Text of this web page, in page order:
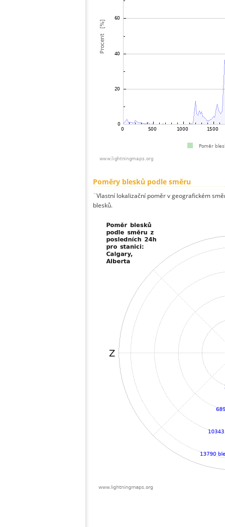
Poměry blesků podle směru
¨Vlastní lokalizační poměr v geografickém
blesků.